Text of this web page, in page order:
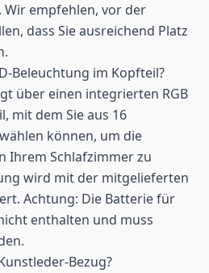
Wir empfehlen, vor der
dass Sie ausreichend Platz
Beleuchtung im Kopfteil?
über einen integrierten RGB
mit dem Sie aus 16
können, um die
Ihrem Schlafzimmer zu
wird mit der mitgelieferten
Achtung: Die Batterie für
enthalten und muss
Bezug?